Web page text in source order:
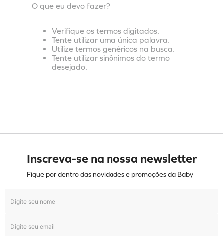
O que eu devo fazer?
Verifique os termos digitados.
Tente utilizar uma única palavra.
Utilize termos genéricos na busca.
Tente utilizar sinônimos do termo
desejado.
Inscreva-se na nossa newsletter
Fique por dentro das novidades e promoções da Baby